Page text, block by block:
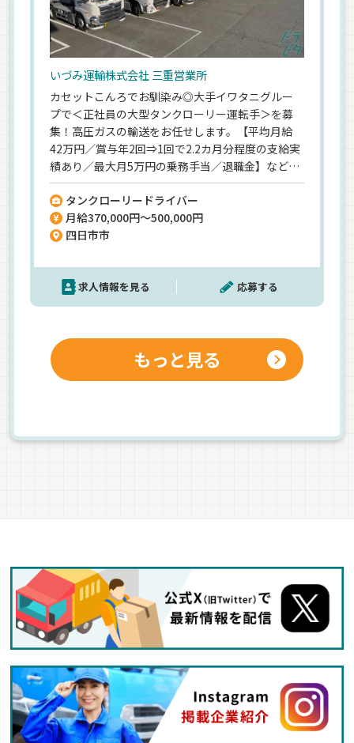
いづみ運輸株式会社 三重営業所
カセットこんろでお馴染み◎大手イワタニグルー
プで＜正社員の大型タンクローリー運転手＞を募
集！高圧ガスの輸送をお任せします。【平均月給
42万円／賞与年2回⇒1回で2.2カ月分程度の支給実
績あり／最大月5万円の乗務手当／退職金】など、
親会社と同等の福利厚生が揃っています！【年間
休日123日】お休みもしっかりある安心環境♪定着
率も高いので最後の転職先としても◎《ガス輸送
ドライバーの経験者歓迎》《現役のタンクローリ
援！》ご連絡をお待ちしています！【インスタ開
設しました！@IWATANI.BUTSURYU】
タンクローリードライバー
月給370,000円～500,000円
四日市市
求人情報を見る 応募する
もっと見る